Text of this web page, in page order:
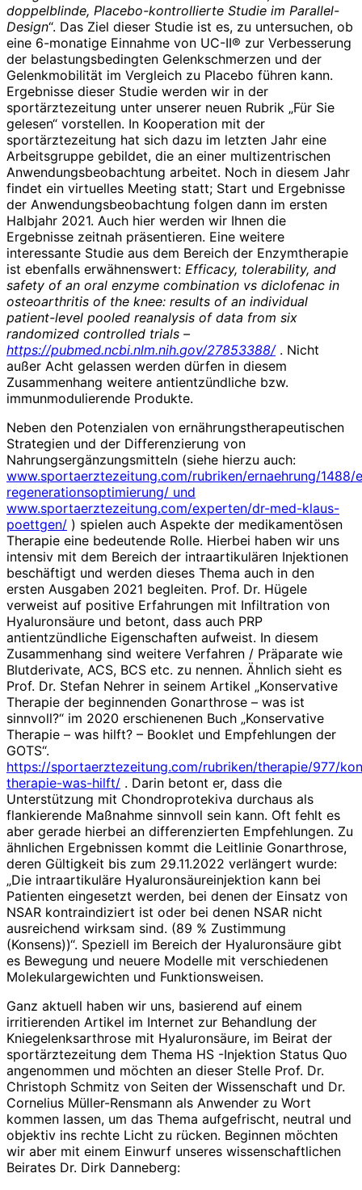
doppelblinde, Placebo-kontrollierte Studie im Parallel-
Design“. Das Ziel dieser Studie ist es, zu untersuchen, ob
eine 6-monatige Einnahme von UC-II® zur Verbesserung
der belastungsbedingten Gelenkschmerzen und der
Gelenkmobilität im Vergleich zu Placebo führen kann.
Ergebnisse dieser Studie werden wir in der
sportärztezeitung unter unserer neuen Rubrik „Für Sie
gelesen“ vorstellen. In Kooperation mit der
sportärztezeitung hat sich dazu im letzten Jahr eine
Arbeitsgruppe gebildet, die an einer multizentrischen
Anwendungsbeobachtung arbeitet. Noch in diesem Jahr
findet ein virtuelles Meeting statt; Start und Ergebnisse
der Anwendungsbeobachtung folgen dann im ersten
Halbjahr 2021. Auch hier werden wir Ihnen die
Ergebnisse zeitnah präsentieren. Eine weitere
interessante Studie aus dem Bereich der Enzymtherapie
ist ebenfalls erwähnenswert: Efficacy, tolerability, and
safety of an oral enzyme combination vs diclofenac in
osteoarthritis of the knee: results of an individual
patient-level pooled reanalysis of data from six
randomized controlled trials –
https://pubmed.ncbi.nlm.nih.gov/27853388/. Nicht
außer Acht gelassen werden dürfen in diesem
Zusammenhang weitere antientzündliche bzw.
immunmodulierende Produkte.
Neben den Potenzialen von ernährungstherapeutischen
Strategien und der Differenzierung von
Nahrungsergänzungsmitteln (siehe hierzu auch:
www.sportaerztezeitung.com/rubriken/ernaehrung/1488/
regenerationsoptimierung/ und
www.sportaerztezeitung.com/experten/dr-med-klaus-
poettgen/ ) spielen auch Aspekte der medikamentösen
Therapie eine bedeutende Rolle. Hierbei haben wir uns
intensiv mit dem Bereich der intraartikulären Injektionen
beschäftigt und werden dieses Thema auch in den
ersten Ausgaben 2021 begleiten. Prof. Dr. Hügele
verweist auf positive Erfahrungen mit Infiltration von
Hyaluronsäure und betont, dass auch PRP
antientzündliche Eigenschaften aufweist. In diesem
Zusammenhang sind weitere Verfahren / Präparate wie
Blutderivate, ACS, BCS etc. zu nennen. Ähnlich sieht es
Prof. Dr. Stefan Nehrer in seinem Artikel „Konservative
Therapie der beginnenden Gonarthrose – was ist
sinnvoll?“ im 2020 erschienenen Buch „Konservative
Therapie – was hilft? – Booklet und Empfehlungen der
GOTS“.
https://sportaerztezeitung.com/rubriken/therapie/977/
therapie-was-hilft/ . Darin betont er, dass die
Unterstützung mit Chondroprotekiva durchaus als
flankierende Maßnahme sinnvoll sein kann. Oft fehlt es
aber gerade hierbei an differenzierten Empfehlungen. Zu
ähnlichen Ergebnissen kommt die Leitlinie Gonarthrose,
deren Gültigkeit bis zum 29.11.2022 verlängert wurde:
„Die intraartikuläre Hyaluronsäureinjektion kann bei
Patienten eingesetzt werden, bei denen der Einsatz von
NSAR kontraindiziert ist oder bei denen NSAR nicht
ausreichend wirksam sind. (89 % Zustimmung
(Konsens))“. Speziell im Bereich der Hyaluronsäure gibt
es Bewegung und neuere Modelle mit verschiedenen
Molekulargewichten und Funktionsweisen.
Ganz aktuell haben wir uns, basierend auf einem
irritierenden Artikel im Internet zur Behandlung der
Kniegelenksarthrose mit Hyaluronsäure, im Beirat der
sportärztezeitung dem Thema HS -Injektion Status Quo
angenommen und möchten an dieser Stelle Prof. Dr.
Christoph Schmitz von Seiten der Wissenschaft und Dr.
Cornelius Müller-Rensmann als Anwender zu Wort
kommen lassen, um das Thema aufgefrischt, neutral und
objektiv ins rechte Licht zu rücken. Beginnen möchten
wir aber mit einem Einwurf unseres wissenschaftlichen
Beirates Dr. Dirk Danneberg: